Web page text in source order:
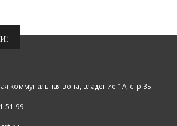
коммунальная зона, владение 1А, стр.3Б
51 99